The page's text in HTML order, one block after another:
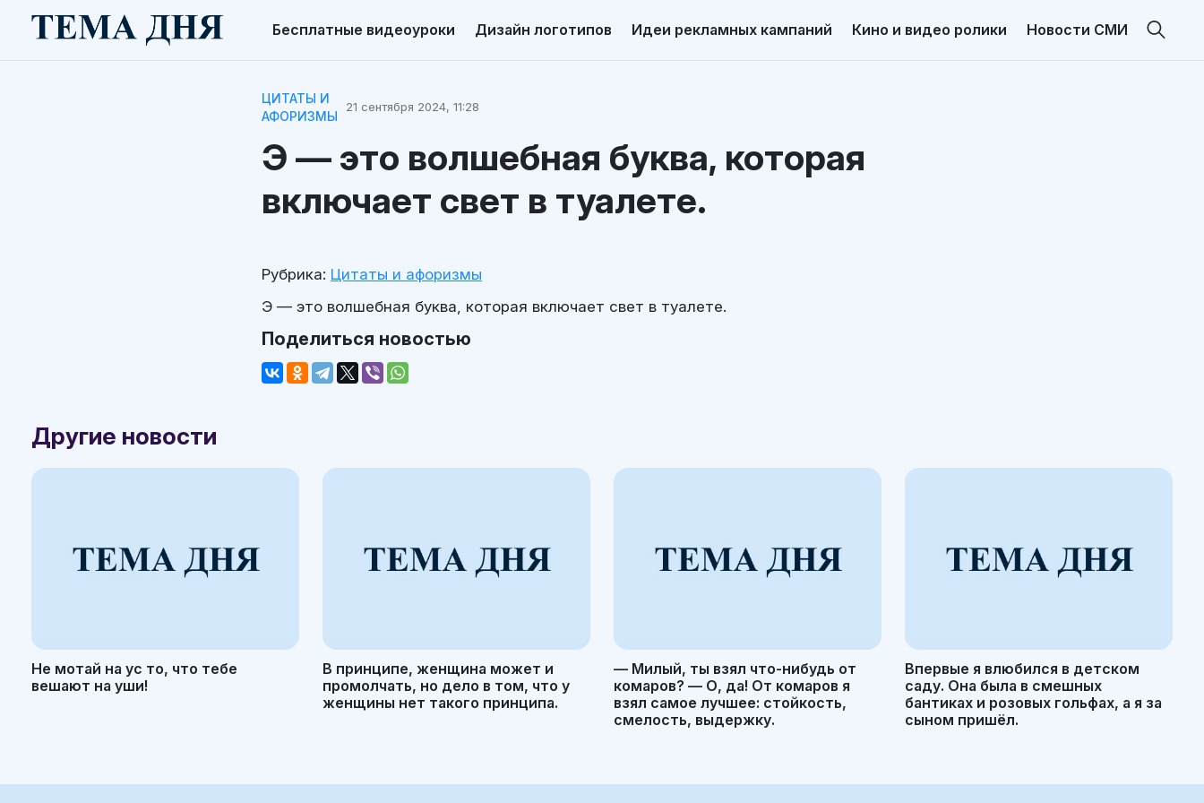
Бесплатные видеоуроки Дизайн логотипов Идеи рекламных кампаний Кино и видео ролики Новости СМИ
ЦИТАТЫ И
АФОРИЗМЫ
21 сентября 2024, 11:28
Э — это волшебная буква, которая
включает свет в туалете.
Рубрика: Цитаты и афоризмы
Э — это волшебная буква, которая включает свет в туалете.
Поделиться новостью
Другие новости
Не мотай на ус то, что тебе
вешают на уши!
В принципе, женщина может и
промолчать, но дело в том, что у
женщины нет такого принципа.
— Милый, ты взял что-нибудь от
комаров? — О, да! От комаров я
взял самое лучшее: стойкость,
смелость, выдержку.
Впервые я влюбился в детском
саду. Она была в смешных
бантиках и розовых гольфах, а я за
сыном пришёл.